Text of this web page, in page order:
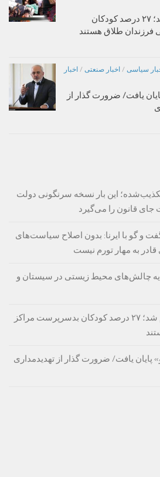
در گفت‌وگو با ایرنا اعلام شد؛ ۲۷ درصد کودکان
فرزندان طلاق هستند
سیاسی / اخبار صنعتی / اخبار
یافت/ ضرورت گذار از
این بار نسخه سرنگونی دولت
جای قانون را می‌گیرد
و گو با ایرنا: بدون اصلاح سیاست‌های
قادر به مهار تورم نیست
چالش‌های محیط زیستی در سیستان و
در گفت‌وگو با ایرنا اعلام شد؛ ۲۷ درصد کودکان بدسرپرست مراکز
یافت/ ضرورت گذار از تهدیدمداری